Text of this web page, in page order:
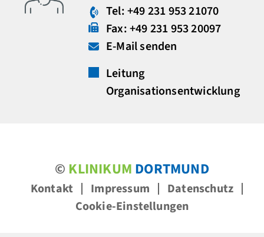
Tel: +49 231 953 21070
Fax: +49 231 953 20097
E-Mail senden
Leitung
Organisationsentwicklung
© KLINIKUM DORTMUND
Kontakt Impressum
Datenschutz
Cookie-Einstellungen